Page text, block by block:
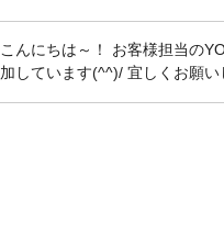
こんにちは～！ お客様担当の
加しています(^^)/ 宜しくお願い